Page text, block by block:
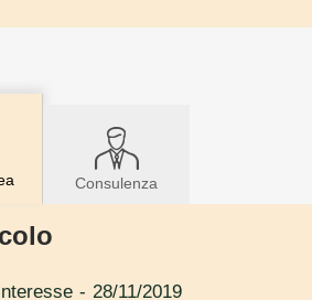
Consulenza
- 28/11/2019